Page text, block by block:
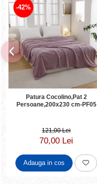
-42%
Patura Cocolino,Pat 2
Persoane,200x230 cm-PF05
121,00 Lei
70,00 Lei
Adauga in cos